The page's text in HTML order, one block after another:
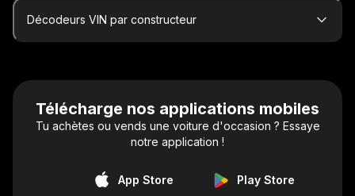
Décodeurs VIN par constructeur
Télécharge nos applications mobiles
Tu achètes ou vends une voiture d'occasion ? Essaye
notre application !
App Store Play Store